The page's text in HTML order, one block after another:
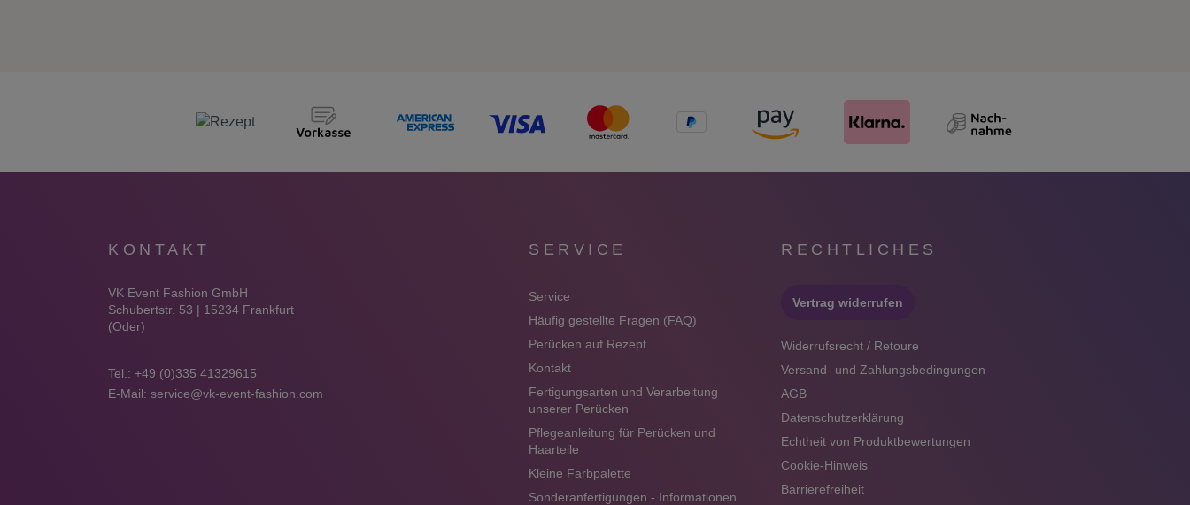
KONTAKT
VK Event Fashion GmbH
Schubertstr. 53 | 15234 Frankfurt
(Oder)
Tel.: +49 (0)335 41329615
E-Mail: service@vk-event-fashion.com
SERVICE
Service
Häufig gestellte Fragen (FAQ)
Perücken auf Rezept
Kontakt
Fertigungsarten und Verarbeitung
unserer Perücken
Pflegeanleitung für Perücken und
Haarteile
Kleine Farbpalette
Sonderanfertigungen - Informationen
RECHTLICHES
Vertrag widerrufen
Widerrufsrecht / Retoure
Versand- und Zahlungsbedingungen
AGB
Datenschutzerklärung
Echtheit von Produktbewertungen
Cookie-Hinweis
Barrierefreiheit